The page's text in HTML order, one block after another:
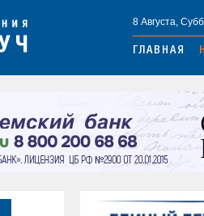
8 Августа,
ГЛАВНАЯ